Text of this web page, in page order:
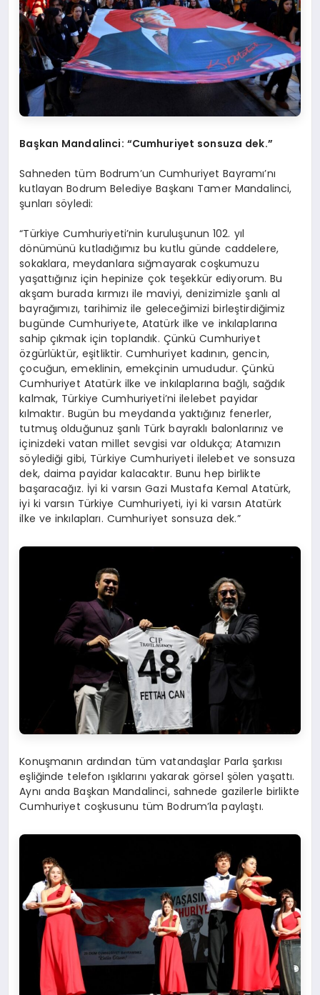
Başkan Mandalinci: “Cumhuriyet sonsuza dek.”
Sahneden tüm Bodrum’un Cumhuriyet Bayramı’nı
kutlayan Bodrum Belediye Başkanı Tamer Mandalinci,
şunları söyledi:
“Türkiye Cumhuriyeti’nin kuruluşunun 102. yıl
dönümünü kutladığımız bu kutlu günde caddelere,
sokaklara, meydanlara sığmayarak coşkumuzu
yaşattığınız için hepinize çok teşekkür ediyorum. Bu
akşam burada kırmızı ile maviyi, denizimizle şanlı al
bayrağımızı, tarihimiz ile geleceğimizi birleştirdiğimiz
bugünde Cumhuriyete, Atatürk ilke ve inkılaplarına
sahip çıkmak için toplandık. Çünkü Cumhuriyet
özgürlüktür, eşitliktir. Cumhuriyet kadının, gencin,
çocuğun, emeklinin, emekçinin umududur. Çünkü
Cumhuriyet Atatürk ilke ve inkılaplarına bağlı, sağdık
kalmak, Türkiye Cumhuriyeti’ni ilelebet payidar
kılmaktır. Bugün bu meydanda yaktığınız fenerler,
tutmuş olduğunuz şanlı Türk bayraklı balonlarınız ve
içinizdeki vatan millet sevgisi var oldukça; Atamızın
söylediği gibi, Türkiye Cumhuriyeti ilelebet ve sonsuza
dek, daima payidar kalacaktır. Bunu hep birlikte
başaracağız. İyi ki varsın Gazi Mustafa Kemal Atatürk,
iyi ki varsın Türkiye Cumhuriyeti, iyi ki varsın Atatürk
ilke ve inkılapları. Cumhuriyet sonsuza dek.”
Konuşmanın ardından tüm vatandaşlar Parla şarkısı
eşliğinde telefon ışıklarını yakarak görsel şölen yaşattı.
Aynı anda Başkan Mandalinci, sahnede gazilerle birlikte
Cumhuriyet coşkusunu tüm Bodrum’la paylaştı.